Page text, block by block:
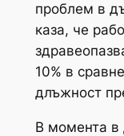
проблем в
каза, че
10% в
длъжност
В момента в